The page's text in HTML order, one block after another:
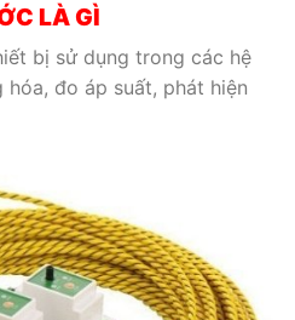
LÀ GÌ
bị sử dụng trong các hệ
đo áp suất, phát hiện